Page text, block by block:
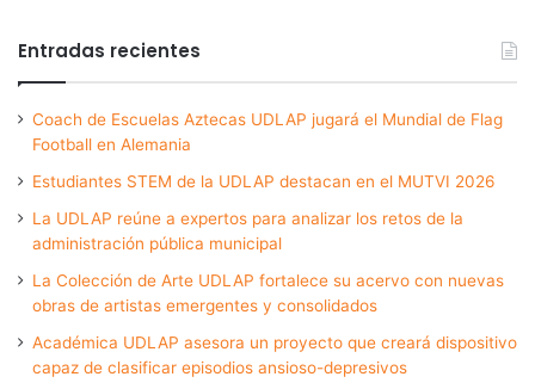
Entradas recientes
Coach de Escuelas Aztecas UDLAP jugará el Mundial de Flag
Football en Alemania
Estudiantes STEM de la UDLAP destacan en el MUTVI 2026
La UDLAP reúne a expertos para analizar los retos de la
administración pública municipal
La Colección de Arte UDLAP fortalece su acervo con nuevas
obras de artistas emergentes y consolidados
Académica UDLAP asesora un proyecto que creará dispositivo
capaz de clasificar episodios ansioso-depresivos